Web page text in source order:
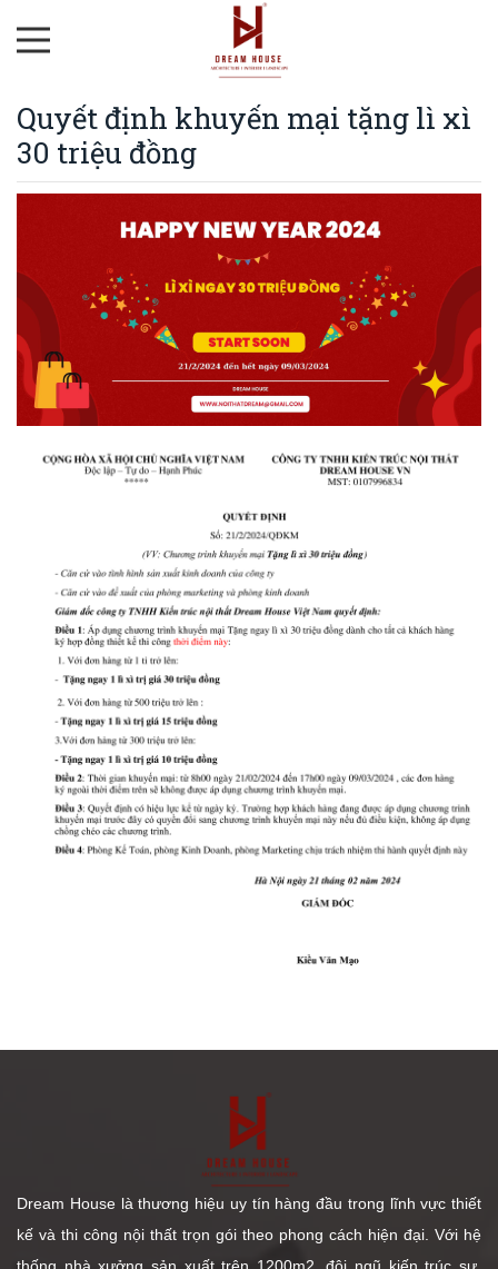
Quyết định khuyến mại tặng lì xì
30 triệu đồng
Dream House là thương hiệu uy tín hàng đầu trong lĩnh vực thiết
kế và thi công nội thất trọn gói theo phong cách hiện đại. Với hệ